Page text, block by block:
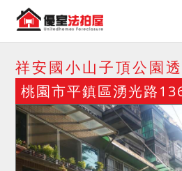
祥安國小山子頂公園
桃園市平鎮區湧光路